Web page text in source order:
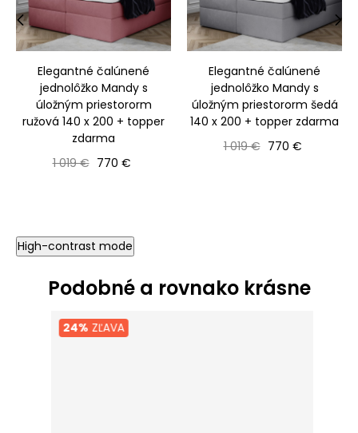
Elegantné čalúnené
jednolôžko Mandy s
úložným priestororm
ružová 140 x 200 + topper
zdarma
Bežná cena
1 019 € Cena
770 €
Elegantné čalúnené
jednolôžko Mandy s
úložným priestororm šedá
140 x 200 + topper zdarma
Bežná cena
1 019 € Cena
770 €
‹ ›
High-contrast mode
Podobné a rovnako krásne
24%ZĽAVA